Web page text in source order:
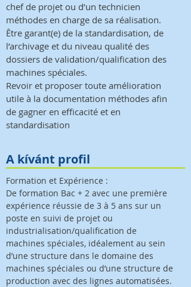
chef de projet ou d’un technicien
méthodes en charge de sa réalisation.
Être garant(e) de la standardisation, de
l’archivage et du niveau qualité des
dossiers de validation/qualification des
machines spéciales.
Revoir et proposer toute amélioration
utile à la documentation méthodes afin
de gagner en efficacité et en
standardisation
A kívánt profil
Formation et Expérience :
De formation Bac + 2 avec une première
expérience réussie de 3 à 5 ans sur un
poste en suivi de projet ou
industrialisation/qualification de
machines spéciales, idéalement au sein
d’une structure dans le domaine des
machines spéciales ou d’une structure de
production avec des lignes automatisées.